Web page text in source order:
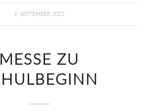
9. SEPTEMBER 2025
MESSE ZU